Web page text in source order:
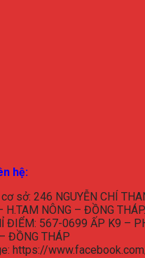
hệ:
sở: 246 NGUYỄN CHÍ
H.TAM NÔNG – ĐỒNG THÁP.
ĐIỂM: 567-0699 ẤP K9 –
ĐỒNG THÁP
https://